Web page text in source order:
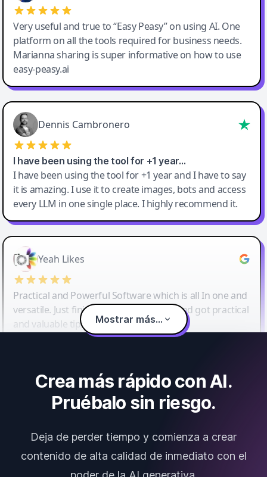
Very useful and true to “Easy Peasy” on using AI. One
platform on all the tools required for business needs.
Marianna sharing is super informative on how to use
easy-peasy.ai
Dennis Cambronero
I have been using the tool for +1 year…
I have been using the tool for +1 year and I have to say
it is amazing. I use it to create images, bots and access
every LLM in one single place. I highly recommend it.
Yeah Likes
Practical and Powerful Software which is all In one and
versatile. Just finished their workshop and got practical
and valuable tips and tricks.
Mostrar más...
Crea más rápido con AI.
Pruébalo sin riesgo.
Deja de perder tiempo y comienza a crear
contenido de alta calidad de inmediato con el